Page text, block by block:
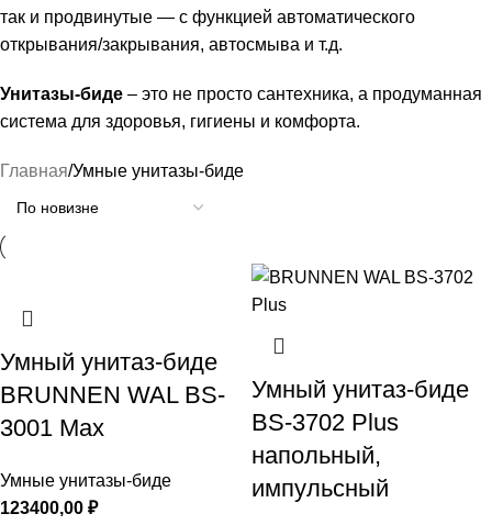
так и продвинутые — с функцией автоматического
открывания/закрывания, автосмыва и т.д.
Унитазы-биде – это не просто сантехника, а продуманная
система для здоровья, гигиены и комфорта.
Главная Умные унитазы-биде
Умный унитаз-биде
BRUNNEN WAL BS-
3001 Max
Умные унитазы-биде
123400,00 ₽
Умный унитаз-биде
BS-3702 Plus
напольный,
импульсный